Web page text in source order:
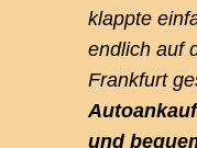
klappte
endlich auf
Frankfurt
und